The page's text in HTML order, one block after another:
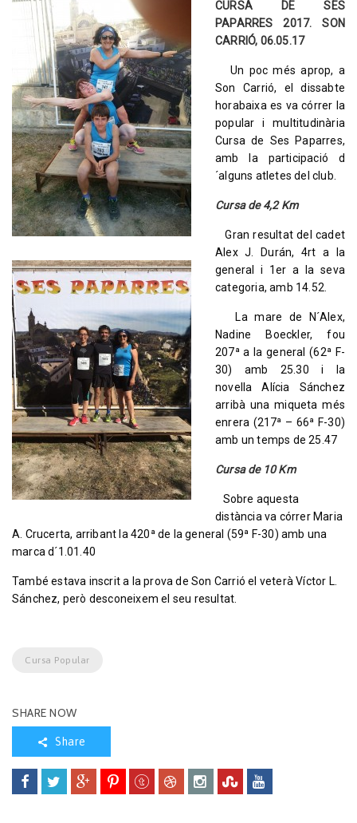
CURSA DE SES
PAPARRES 2017. SON
CARRIÓ, 06.05.17
Un poc més aprop, a
Son Carrió, el dissabte
horabaixa es va córrer la
popular i multitudinària
Cursa de Ses Paparres,
amb la participació d
´alguns atletes del club.
Cursa de 4,2 Km
Gran resultat del cadet
Alex J. Durán, 4rt a la
general i 1er a la seva
categoria, amb 14.52.
La mare de N´Alex,
Nadine Boeckler, fou
207ª a la general (62ª F-
30) amb 25.30 i la
novella Alícia Sánchez
arribà una miqueta més
enrera (217ª – 66ª F-30)
amb un temps de 25.47
Cursa de 10 Km
Sobre aquesta
distància va córrer Maria
A. Crucerta, arribant la 420ª de la general (59ª F-30) amb una
marca d´1.01.40
També estava inscrit a la prova de Son Carrió el veterà Víctor L.
Sánchez, però desconeixem el seu resultat.
Cursa Popular
SHARE NOW
Share